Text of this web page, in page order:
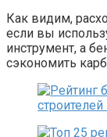
Как видим,
если вы
инструмент, а
сэкономить